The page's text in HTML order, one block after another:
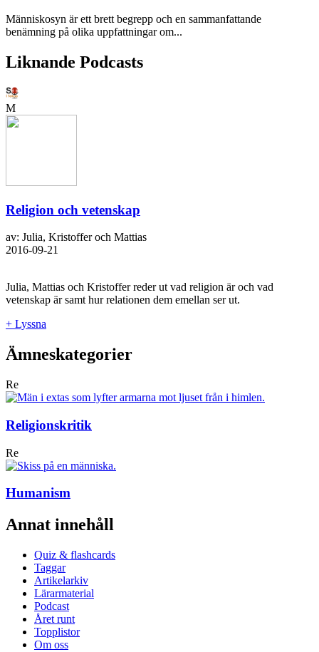
Människosyn är ett brett begrepp och en sammanfattande
benämning på olika uppfattningar om...
Liknande Podcasts
M
Religion och vetenskap
av: Julia, Kristoffer och Mattias
2016-09-21
Julia, Mattias och Kristoffer reder ut vad religion är och vad
vetenskap är samt hur relationen dem emellan ser ut.
+ Lyssna
Ämneskategorier
Re
Religionskritik
Re
Humanism
Annat innehåll
Quiz & flashcards
Taggar
Artikelarkiv
Lärarmaterial
Podcast
Året runt
Topplistor
Om oss